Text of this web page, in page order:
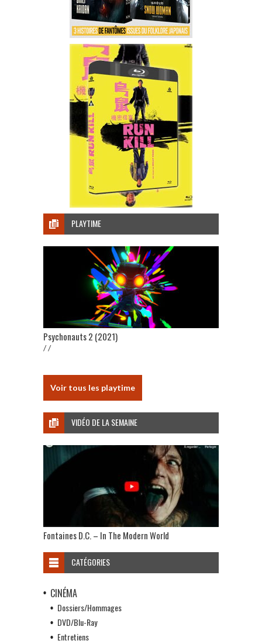
PLAYTIME
Psychonauts 2 (2021)
/ /
Voir tous les playtime
VIDÉO DE LA SEMAINE
Fontaines D.C. – In The Modern World
CATÉGORIES
CINÉMA
Dossiers/Hommages
DVD/Blu-Ray
Entretiens